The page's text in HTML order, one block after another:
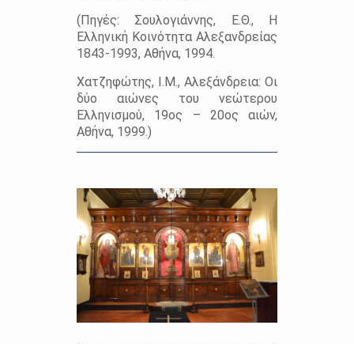
(Πηγές: Σουλογιάννης, Ε.Θ., Η
Ελληνική Κοινότητα Αλεξανδρείας
1843-1993, Αθήνα, 1994.
Χατζηφώτης, Ι.Μ., Αλεξάνδρεια: Οι
δύο αιώνες του νεώτερου
Ελληνισμού, 19ος – 20ος αιών,
Αθήνα, 1999.)